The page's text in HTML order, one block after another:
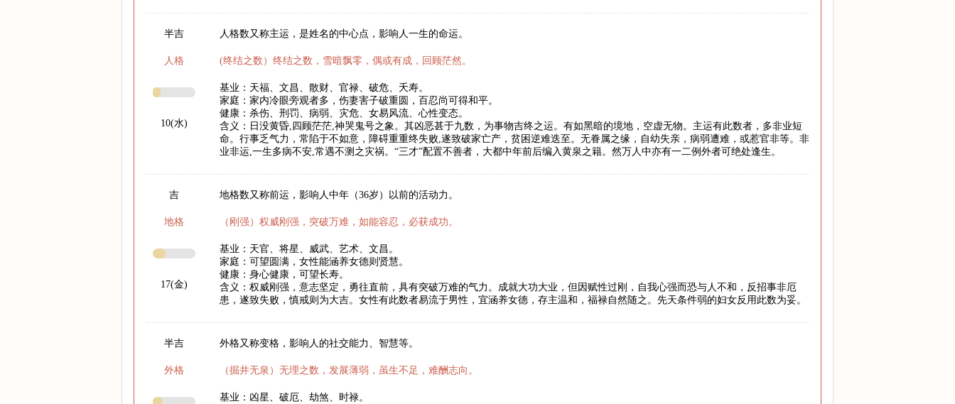
半吉
人格
10(水)
人格数又称主运，是姓名的中心点，影响人一生的命运。
(终结之数）终结之数，雪暗飘零，偶或有成，回顾茫然。
基业：天福、文昌、散财、官禄、破危、夭寿。
家庭：家内冷眼旁观者多，伤妻害子破重圆，百忍尚可得和平。
健康：杀伤、刑罚、病弱、灾危、女易风流、心性变态。
含义：日没黄昏,四顾茫茫,神哭鬼号之象。其凶恶甚于九数，为事物吉终之运。有如黑暗的境地，空虚无物。主运有此数者，多非业短
命。行事乏气力，常陷于不如意，障碍重重终失败,遂致破家亡产，贫困逆难迭至。无眷属之缘，自幼失亲，病弱遭难，或惹官非等。非
业非运,一生多病不安,常遇不测之灾祸。“三才”配置不善者，大都中年前后编入黄泉之籍。然万人中亦有一二例外者可绝处逢生。
吉
地格
17(金)
地格数又称前运，影响人中年（36岁）以前的活动力。
（刚强）权威刚强，突破万难，如能容忍，必获成功。
基业：天官、将星、威武、艺术、文昌。
家庭：可望圆满，女性能涵养女德则贤慧。
健康：身心健康，可望长寿。
含义：权威刚强，意志坚定，勇往直前，具有突破万难的气力。成就大功大业，但因赋性过刚，自我心强而恐与人不和，反招事非厄
患，遂致失败，慎戒则为大吉。女性有此数者易流于男性，宜涵养女德，存主温和，福禄自然随之。先天条件弱的妇女反用此数为妥。
半吉
外格
外格又称变格，影响人的社交能力、智慧等。
（掘井无泉）无理之数，发展薄弱，虽生不足，难酬志向。
基业：凶星、破厄、劫煞、时禄。